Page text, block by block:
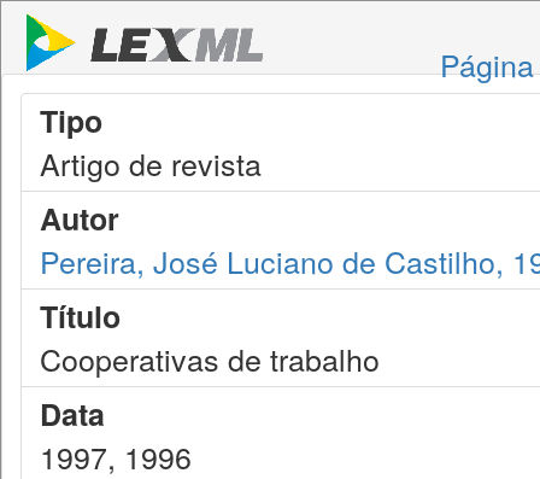
Tipo
Artigo de revista
Autor
Pereira, José Luciano de Castilho,
Título
Cooperativas de trabalho
Data
1997, 1996